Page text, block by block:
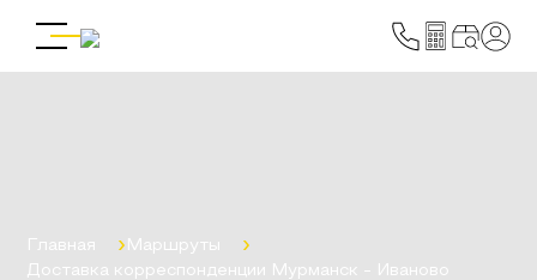
Главная
Маршруты
Доставка корреспонденции
Мурманск - Иваново